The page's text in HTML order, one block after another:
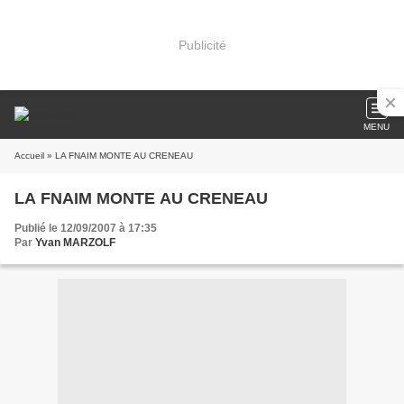
Publicité
MENU
Accueil » LA FNAIM MONTE AU CRENEAU
LA FNAIM MONTE AU CRENEAU
Publié le 12/09/2007 à 17:35
Par Yvan MARZOLF